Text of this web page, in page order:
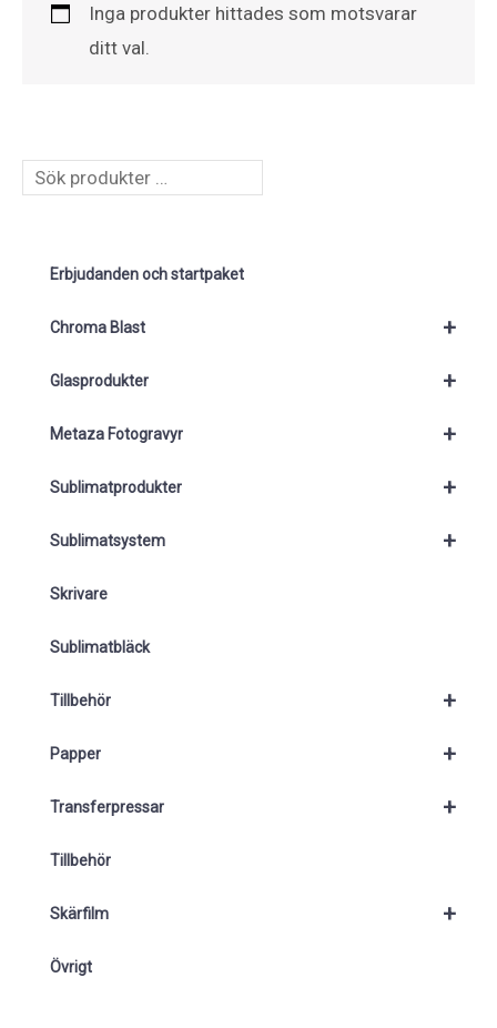
Inga produkter hittades som motsvarar
ditt val.
Erbjudanden och startpaket
+
Chroma Blast
+
Glasprodukter
+
Metaza Fotogravyr
+
Sublimatprodukter
+
Sublimatsystem
Skrivare
Sublimatbläck
+
Tillbehör
+
Papper
+
Transferpressar
Tillbehör
+
Skärfilm
Övrigt